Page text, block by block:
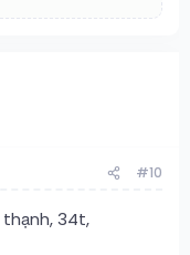
#10
thạnh, 34t,